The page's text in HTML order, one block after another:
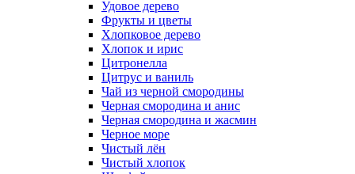
Удовое дерево
Фрукты и цветы
Хлопковое дерево
Хлопок и ирис
Цитронелла
Цитрус и ваниль
Чай из черной смородины
Черная смородина и анис
Черная смородина и жасмин
Черное море
Чистый лён
Чистый хлопок